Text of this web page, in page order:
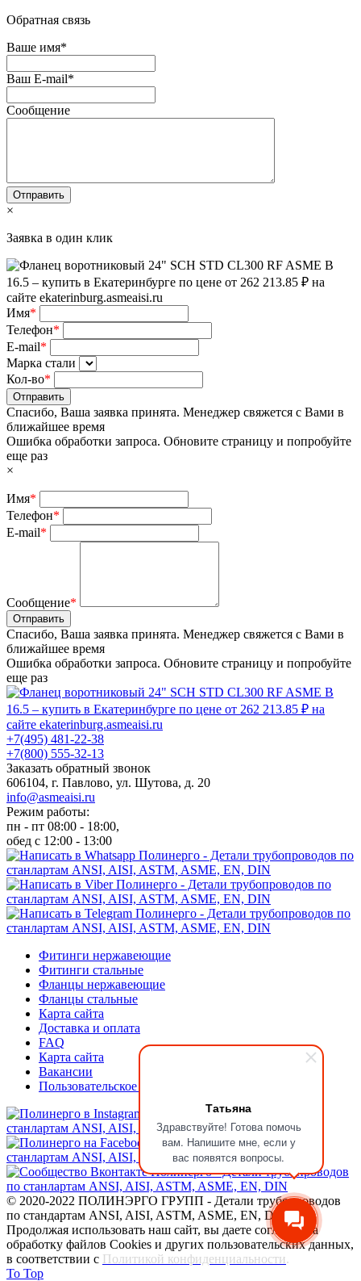
Татьяна
Здравствуйте! Готова помочь
вам. Напишите мне, если у
вас появятся вопросы.
Обратная связь
Ваше имя*
Ваш E-mail*
Сообщение
×
Заявка в один клик
Имя*
Телефон*
E-mail*
Марка стали
Кол-во*
Отправить
Спасибо, Ваша заявка принята. Менеджер свяжется с Вами в
ближайшее время
Ошибка обработки запроса. Обновите страницу и попробуйте
еще раз
×
Имя*
Телефон*
E-mail*
Сообщение*
Отправить
Спасибо, Ваша заявка принята. Менеджер свяжется с Вами в
ближайшее время
Ошибка обработки запроса. Обновите страницу и попробуйте
еще раз
+7(495) 481-22-38
+7(800) 555-32-13
Заказать обратный звонок
606104, г. Павлово, ул. Шутова, д. 20
info@asmeaisi.ru
Режим работы:
пн - пт 08:00 - 18:00,
обед с 12:00 - 13:00
Фитинги нержавеющие
Фитинги стальные
Фланцы нержавеющие
Фланцы стальные
Карта сайта
Доставка и оплата
FAQ
Карта сайта
Вакансии
Пользовательское соглашение
© 2020-2022 ПОЛИНЭРГО ГРУПП - Детали трубопроводов
по стандартам ANSI, AISI, ASTM, ASME, EN, DIN
Продолжая использовать наш сайт, вы даете согласие на
обработку файлов Cookies и других пользовательских данных,
в соответствии с Политикой конфиденциальности.
To Top